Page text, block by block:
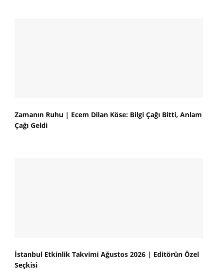
Zamanın Ruhu | Ecem Dilan Köse: Bilgi Çağı Bitti, Anlam
Çağı Geldi
İstanbul Etkinlik Takvimi Ağustos 2026 | Editörün Özel
Seçkisi